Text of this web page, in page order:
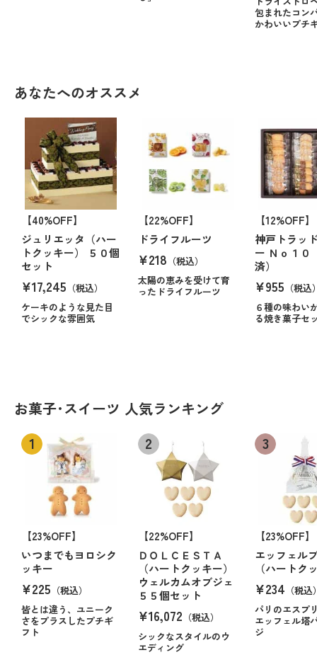
包まれたコン
かわいいプチ
あなたへのオススメ
【40%OFF】
ジュリエッタ（ハー
トクッキー） ５０個
セット
¥17,245 （税込）
ケーキのような見た目
でシックな雰囲気
【22%OFF】
ドライフルーツ
¥218 （税込）
太陽の恵みを受けて育
ったドライフルーツ
【12%OFF】
神戸トラッ
ー Ｎｏ１０
済）
¥955 （税込
６種の味わい
る焼き菓子セ
お菓子･スイーツ 人気ランキング
【23%OFF】
いつまでもヨロシク
ッキー
¥225 （税込）
皆とは違う、ユニーク
さをプラスしたプチギ
フト
【22%OFF】
ＤＯＬＣＥＳＴＡ
（ハートクッキー）
ウェルカムオブジェ
５５個セット
¥16,072 （税込）
シックなスタイルのウ
エディング
【23%OFF】
エッフェル
（ハートク
¥234 （税込
パリのエスプ
エッフェル塔
ジ